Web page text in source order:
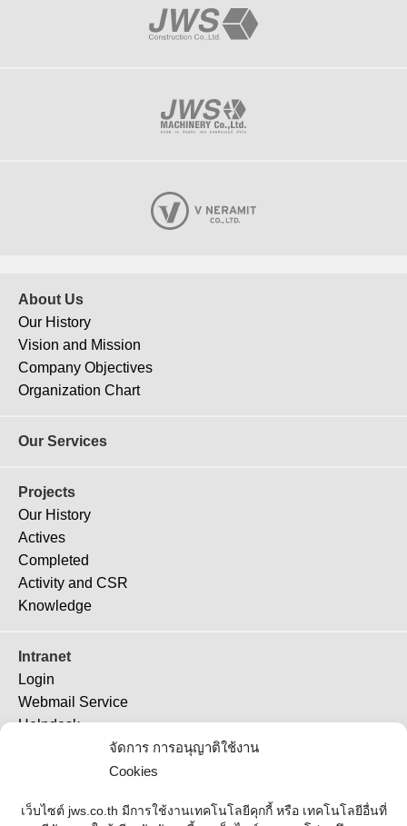
จัดการ การอนุญาติใช้งาน
Cookies
เว็บไซต์ jws.co.th มีการใช้งานเทคโนโลยีคุกกี้ หรือ เทคโนโลยีอื่นที่
About Us
Our History
Vision and Mission
Company Objectives
Organization Chart
Our Services
Projects
Our History
Actives
Completed
Activity and CSR
Knowledge
Intranet
Login
Webmail Service
Helpdesk
TeamViewer 11
TeamViewer (QS)